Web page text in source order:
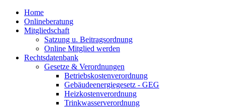
Home
Onlineberatung
Mitgliedschaft
Satzung u. Beitragsordnung
Online Mitglied werden
Rechtsdatenbank
Gesetze & Verordnungen
Betriebskostenverordnung
Gebäudeenergiegesetz - GEG
Heizkostenverordnung
Trinkwasserverordnung